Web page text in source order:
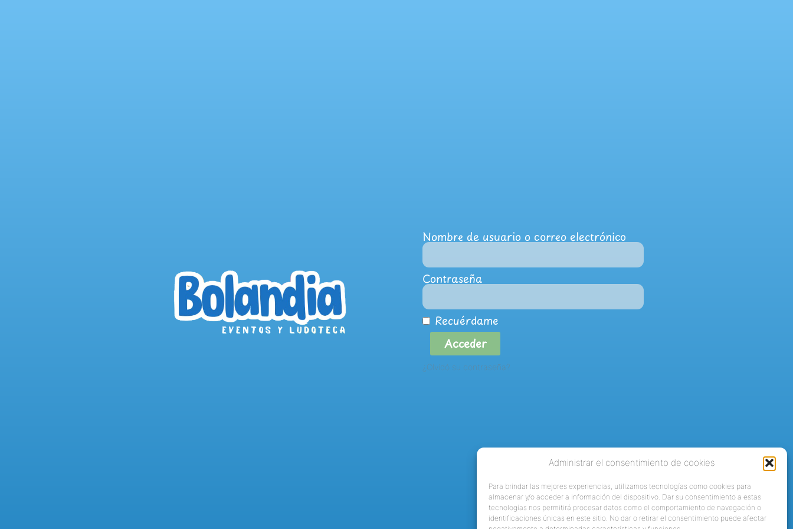
Administrar el consentimiento de cookies
Para brindar las mejores experiencias, utilizamos tecnologías como cookies para
almacenar y/o acceder a información del dispositivo. Dar su consentimiento a estas
tecnologías nos permitirá procesar datos como el comportamiento de navegación o
identificaciones únicas en este sitio. No dar o retirar el consentimiento puede afectar
Nombre de usuario o correo electrónico
Contraseña
Recuérdame
Acceder
¿Olvidó su contraseña?